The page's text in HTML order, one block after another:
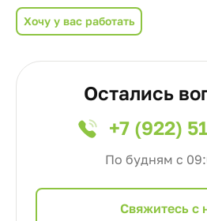
Хочу у вас работать
Остались
+7 (922)
По будням с
Cвяжитесь с